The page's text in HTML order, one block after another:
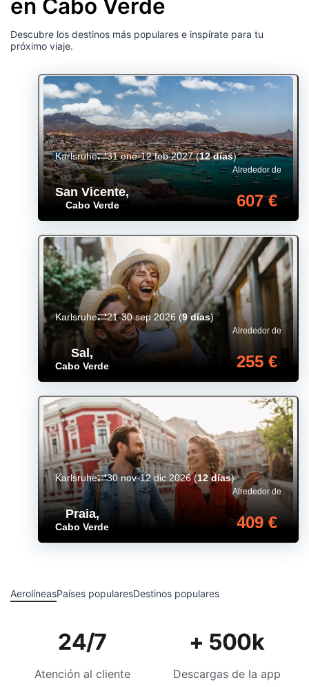
en Cabo Verde
Descubre los destinos más populares e inspírate para tu
próximo viaje.
San Vicente,
Cabo Verde
Alrededor de
607 €
Karlsruhe 31 ene-12 feb 2027(12 días)
Sal,
Cabo Verde
Alrededor de
255 €
Karlsruhe 21-30 sep 2026 (9 días)
Praia,
Cabo Verde
Alrededor de
409 €
Karlsruhe 30 nov-12 dic 2026(12 días)
AerolíneasPaíses popularesDestinos populares
24/7
Atención al cliente
+ 500k
Descargas de la app